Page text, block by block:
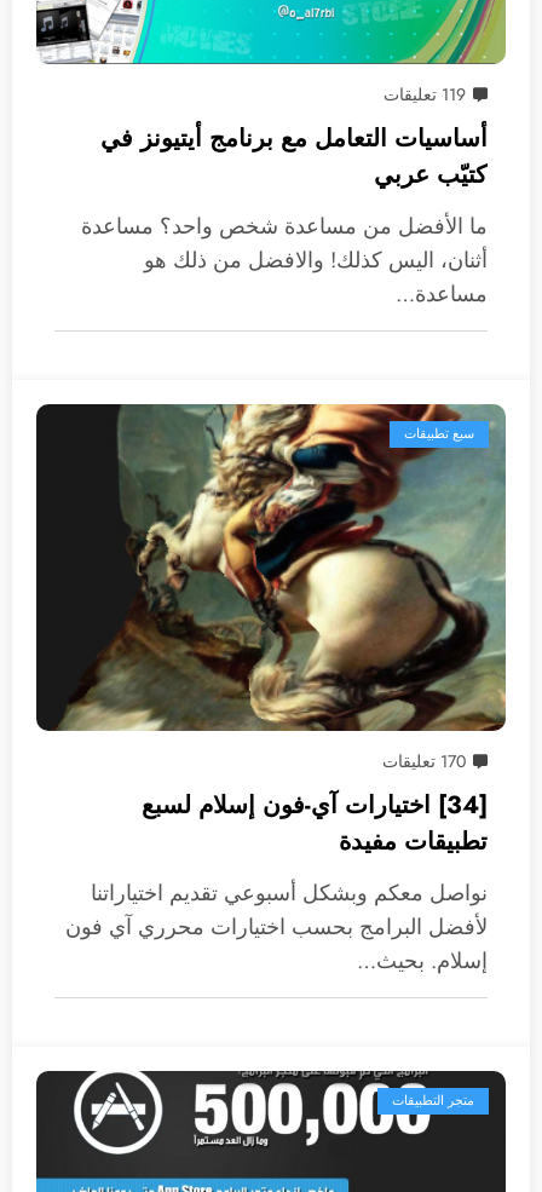
119 تعليقات
أساسيات التعامل مع برنامج أيتيونز في
كتيّب عربي
ما الأفضل من مساعدة شخص واحد؟ مساعدة
أثنان، اليس كذلك! والافضل من ذلك هو
مساعدة…
سبع تطبيقات
170 تعليقات
[34] اختيارات آي-فون إسلام لسبع
تطبيقات مفيدة
نواصل معكم وبشكل أسبوعي تقديم اختياراتنا
لأفضل البرامج بحسب اختيارات محرري آي فون
إسلام. بحيث…
متجر التطبيقات